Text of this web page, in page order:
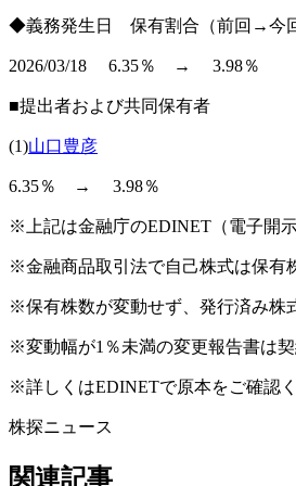
◆義務発生日 保有割合（前
2026/03/18 6.35％ → 3.98％
■提出者および共同保有者
(1)山口豊彦
6.35％ → 3.98％
※上記は金融庁のEDINET（電子開
※金融商品取引法で自己株式は保有
※保有株数が変動せず、発行済み株
※変動幅が1％未満の変更報告書は
※詳しくはEDINETで原本をご確認く
株探ニュース
関連記事